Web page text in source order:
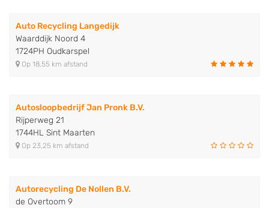
Auto Recycling Langedijk
Waarddijk Noord 4
1724PH Oudkarspel
Op 18,55 km afstand
Autosloopbedrijf Jan Pronk B.V.
Rijperweg 21
1744HL Sint Maarten
Op 23,25 km afstand
Autorecycling De Nollen B.V.
de Overtoom 9